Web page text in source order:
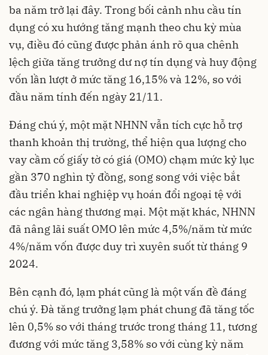
ba năm trở lại đây. Trong bối cảnh nhu cầu tín
dụng có xu hướng tăng mạnh theo chu kỳ mùa
vụ, điều đó cũng được phản ánh rõ qua chênh
lệch giữa tăng trưởng dư nợ tín dụng và huy động
vốn lần lượt ở mức tăng 16,15% và 12%, so với
đầu năm tính đến ngày 21/11.
Đáng chú ý, một mặt NHNN vẫn tích cực hỗ trợ
thanh khoản thị trường, thể hiện qua lượng cho
vay cầm cố giấy tờ có giá (OMO) chạm mức kỷ lục
gần 370 nghìn tỷ đồng, song song với việc bắt
đầu triển khai nghiệp vụ hoán đổi ngoại tệ với
các ngân hàng thương mại. Một mặt khác, NHNN
đã nâng lãi suất OMO lên mức 4,5%/năm từ mức
4%/năm vốn được duy trì xuyên suốt từ tháng 9
2024.
Bên cạnh đó, lạm phát cũng là một vấn đề đáng
chú ý. Đà tăng trưởng lạm phát chung đã tăng tốc
lên 0,5% so với tháng trước trong tháng 11, tương
đương với mức tăng 3,58% so với cùng kỳ năm